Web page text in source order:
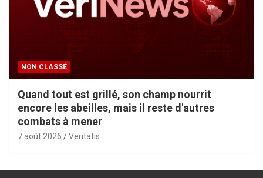
NON CLASSÉ
Quand tout est grillé, son champ nourrit
encore les abeilles, mais il reste d'autres
combats à mener
7 août 2026 Veritatis